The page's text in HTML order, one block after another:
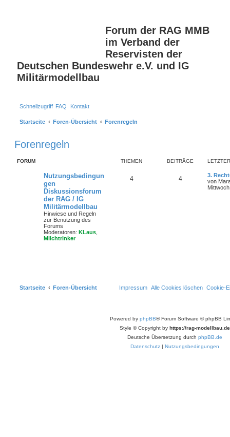
Forum der RAG MMB
im Verband der
Reservisten der
Deutschen Bundeswehr e.V. und IG
Militärmodellbau
Schnellzugriff FAQ Kontakt
Startseite Foren-Übersicht Forenregeln
Forenregeln
FORUM THEMEN BEITRÄGE
Nutzungsbedingun
gen
Diskussionsforum
der RAG / IG
Militärmodellbau
Hinwiese und Regeln
zur Benutzung des
Forums
Moderatoren: KLaus
Milchtrinker
4 4
3.
von
Startseite Foren-Übersicht Cookie-
Alle Cookies löschen
Impressum
Powered by phpBB® Forum Software © phpBB
Style © Copyright by https://rag-modellbau.de
Deutsche Übersetzung durch phpBB.de
Datenschutz | Nutzungsbedingungen